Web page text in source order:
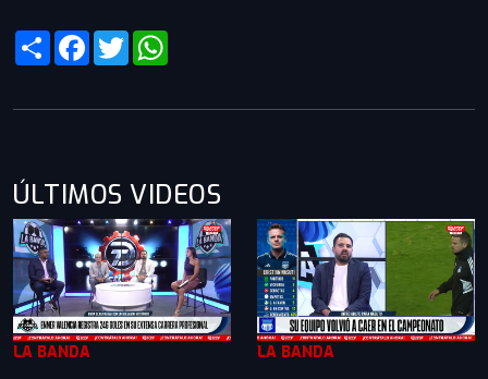
ShareFacebook
Twitter
ÚLTIMOS VIDEOS
LA BANDA LA BANDA